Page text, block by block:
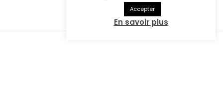
Accepter
En savoir plus